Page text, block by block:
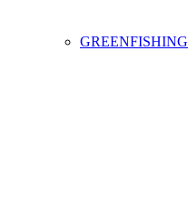
GREENFISHING